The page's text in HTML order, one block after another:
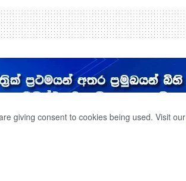
giving consent to cookies being used. Visit our